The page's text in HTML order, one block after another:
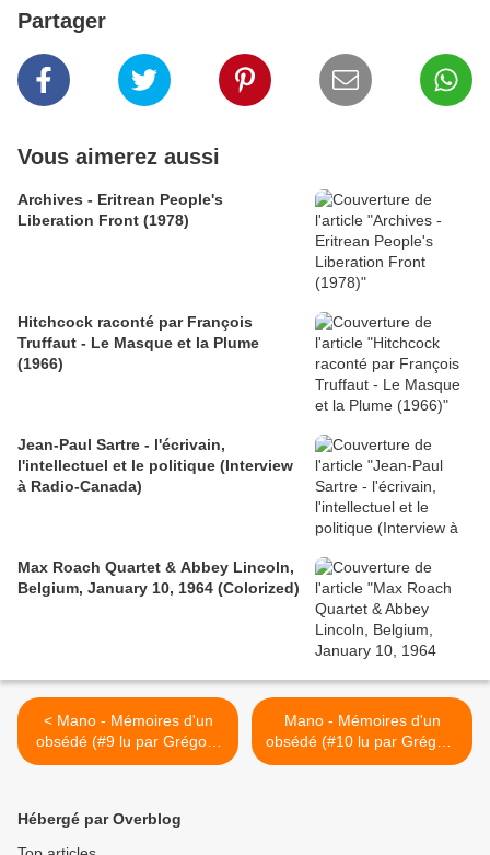
Partager
Vous aimerez aussi
Archives - Eritrean People's
Liberation Front (1978)
Hitchcock raconté par François
Truffaut - Le Masque et la Plume
(1966)
Jean-Paul Sartre - l'écrivain,
l'intellectuel et le politique (Interview
à Radio-Canada)
Max Roach Quartet & Abbey Lincoln,
Belgium, January 10, 1964 (Colorized)
< Mano - Mémoires d'un
obsédé (#9 lu par Grégory
Protche)
Mano - Mémoires d'un
obsédé (#10 lu par Grégory
Protche) >
Hébergé par Overblog